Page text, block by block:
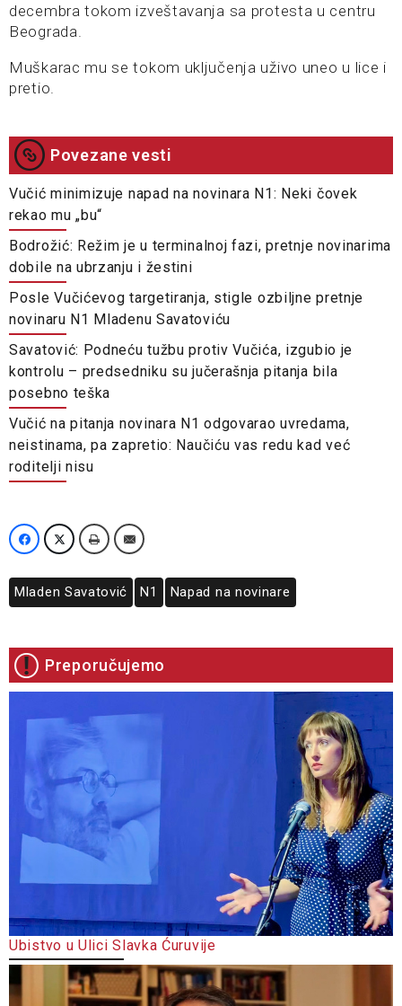
decembra tokom izveštavanja sa protesta u centru
Beograda.
Muškarac mu se tokom uključenja uživo uneo u lice i
pretio.
Povezane vesti
Vučić minimizuje napad na novinara N1: Neki čovek
rekao mu „bu“
Bodrožić: Režim je u terminalnoj fazi, pretnje novinarima
dobile na ubrzanju i žestini
Posle Vučićevog targetiranja, stigle ozbiljne pretnje
novinaru N1 Mladenu Savatoviću
Savatović: Podneću tužbu protiv Vučića, izgubio je
kontrolu – predsedniku su jučerašnja pitanja bila
posebno teška
Vučić na pitanja novinara N1 odgovarao uvredama,
neistinama, pa zapretio: Naučiću vas redu kad već
roditelji nisu
Mladen Savatović N1 Napad na novinare
Preporučujemo
Ubistvo u Ulici Slavka Ćuruvije